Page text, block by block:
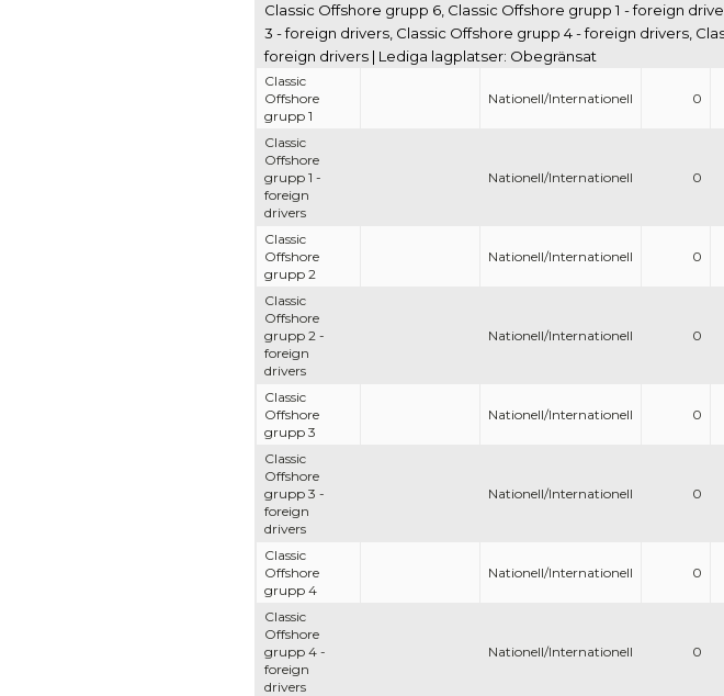
Classic Offshore grupp 6, Classic Offshore grupp 1 - foreign
3 - foreign drivers, Classic Offshore grupp 4 - foreign drivers,
foreign drivers | Lediga lagplatser: Obegränsat
Classic
Offshore
grupp 1
Nationell/Internationell 0
Classic
Offshore
grupp 1 -
foreign
drivers
Nationell/Internationell 0
Classic
Offshore
grupp 2
Nationell/Internationell 0
Classic
Offshore
grupp 2 -
foreign
drivers
Nationell/Internationell 0
Classic
Offshore
grupp 3
Nationell/Internationell 0
Classic
Offshore
grupp 3 -
foreign
drivers
Nationell/Internationell 0
Classic
Offshore
grupp 4
Nationell/Internationell 0
Classic
Offshore
grupp 4 -
foreign
drivers
Nationell/Internationell 0